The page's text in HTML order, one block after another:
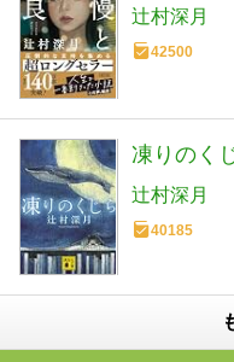
辻村深月
42500
凍りのく
辻村深月
40185